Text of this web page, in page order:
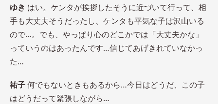
ゆき はい。ケンタが挨拶したそうに近づいて行って、相
手も大丈夫そうだったし、ケンタも平気な子は沢山いる
ので…。でも、やっぱり心のどこかでは「大丈夫かな」
っていうのはあったんです…信じてあげきれていなかっ
た…
祐子何でもないときもあるから…今日はどうだ、この子
はどうだって緊張しながら…